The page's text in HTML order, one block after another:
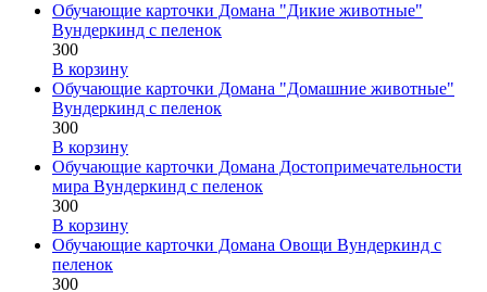
Обучающие карточки Домана "Дикие животные"
Вундеркинд с пеленок
300
В корзину
Обучающие карточки Домана "Домашние животные"
Вундеркинд с пеленок
300
В корзину
Обучающие карточки Домана Достопримечательности
мира Вундеркинд с пеленок
300
В корзину
Обучающие карточки Домана Овощи Вундеркинд с
пеленок
300